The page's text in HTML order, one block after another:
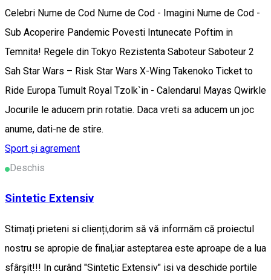
Celebri Nume de Cod Nume de Cod - Imagini Nume de Cod -
Sub Acoperire Pandemic Povesti Intunecate Poftim in
Temnita! Regele din Tokyo Rezistenta Saboteur Saboteur 2
Sah Star Wars – Risk Star Wars X-Wing Takenoko Ticket to
Ride Europa Tumult Royal Tzolk`in - Calendarul Mayas Qwirkle
Jocurile le aducem prin rotatie. Daca vreti sa aducem un joc
anume, dati-ne de stire.
Sport și agrement
Deschis
Sintetic Extensiv
Stimați prieteni si clienți,dorim să vă informăm că proiectul
nostru se apropie de final,iar asteptarea este aproape de a lua
sfârșit!!! In curând "Sintetic Extensiv" isi va deschide portile